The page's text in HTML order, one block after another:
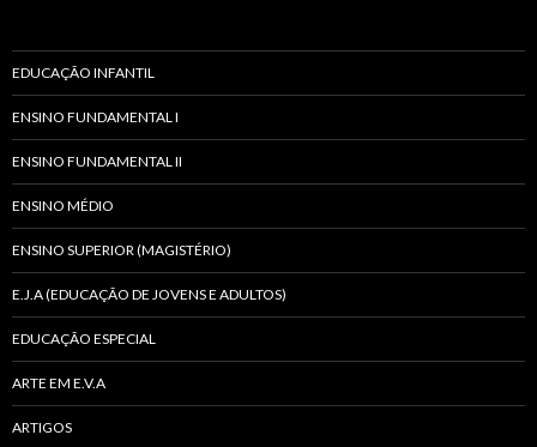
EDUCAÇÃO INFANTIL
ENSINO FUNDAMENTAL I
ENSINO FUNDAMENTAL II
ENSINO MÉDIO
ENSINO SUPERIOR (MAGISTÉRIO)
E.J.A (EDUCAÇÃO DE JOVENS E ADULTOS)
EDUCAÇÃO ESPECIAL
ARTE EM E.V.A
ARTIGOS